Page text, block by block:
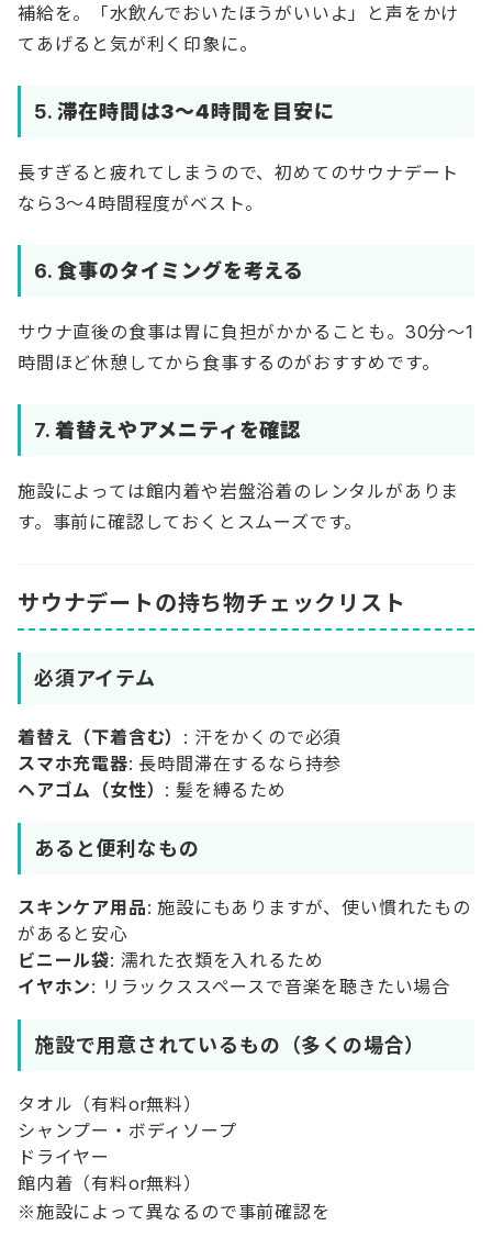
補給を。「水飲んでおいたほうがいいよ」と声をかけ
てあげると気が利く印象に。
5.滞在時間は3〜4時間を目安に
長すぎると疲れてしまうので、初めてのサウナデート
なら3〜4時間程度がベスト。
6.食事のタイミングを考える
サウナ直後の食事は胃に負担がかかることも。30分〜1
時間ほど休憩してから食事するのがおすすめです。
7.着替えやアメニティを確認
施設によっては館内着や岩盤浴着のレンタルがありま
す。事前に確認しておくとスムーズです。
サウナデートの持ち物チェックリスト
必須アイテム
着替え（下着含む） : 汗をかくので必須
スマホ充電器: 長時間滞在するなら持参
ヘアゴム（女性） : 髪を縛るため
あると便利なもの
スキンケア用品: 施設にもありますが、使い慣れたもの
があると安心
ビニール袋: 濡れた衣類を入れるため
イヤホン: リラックススペースで音楽を聴きたい場合
施設で用意されているもの（多くの場合）
タオル（有料or無料）
シャンプー・ボディソープ
ドライヤー
館内着（有料or無料）
※施設によって異なるので事前確認を